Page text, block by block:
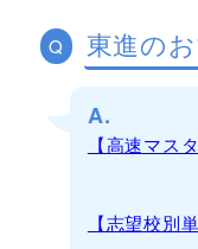
Q 東進の
A.
【高速マス
【志望校別